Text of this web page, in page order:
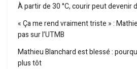
À partir de 30 °C, courir peut devenir
« Ça me rend vraiment triste » :
pas sur l’UTMB
Mathieu Blanchard est blessé :
plus tôt